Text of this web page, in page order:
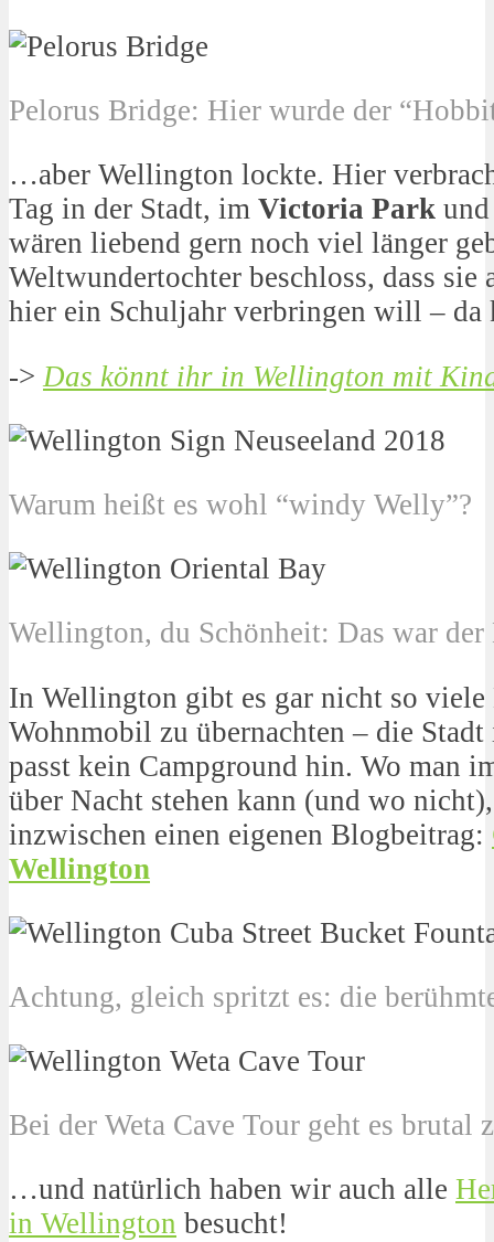
Pelorus Bridge: Hier wurde der
…aber Wellington lockte. Hier
Tag in der Stadt, im Victoria Park
wären liebend gern noch viel länger
Weltwundertochter beschloss, dass
hier ein Schuljahr verbringen will –
-> Das könnt ihr in Wellington mit
Warum heißt es wohl “windy Welly”?
Wellington, du Schönheit: Das war
In Wellington gibt es gar nicht so
Wohnmobil zu übernachten – die
passt kein Campground hin. Wo man
über Nacht stehen kann (und wo
inzwischen einen eigenen Blogbeitrag:
Wellington
Achtung, gleich spritzt es: die
Bei der Weta Cave Tour geht es brutal
…und natürlich haben wir auch alle
in Wellington besucht!